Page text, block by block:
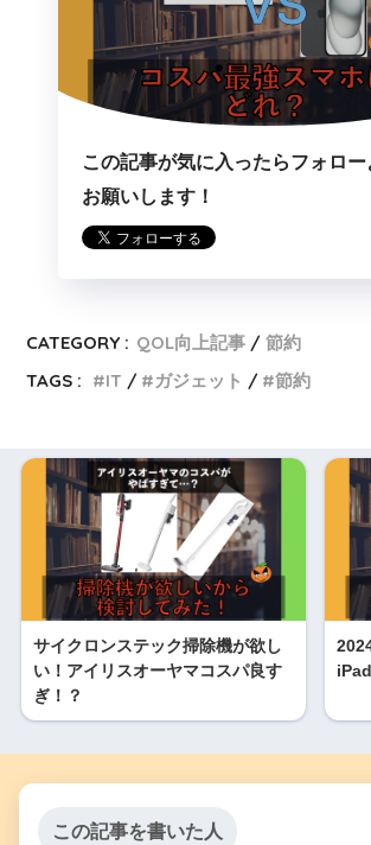
この記事が気に入ったらフォロー
お願いします！
CATEGORY : QOL向上記事
節約
TAGS :
IT ガジェット 節約
サイクロンステック掃除機が欲し
い！アイリスオーヤマコスパ良す
ぎ！？
この記事を書いた人